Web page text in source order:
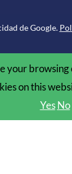
de Google.
your
on this
Yes No